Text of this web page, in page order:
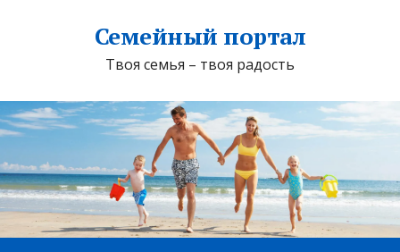
Семейный портал
Твоя семья – твоя радость